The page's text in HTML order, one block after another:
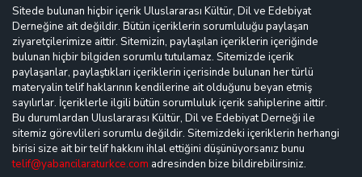
Sitede bulunan hiçbir içerik Uluslararası Kültür, Dil ve Edebiyat
Derneğine ait değildir. Bütün içeriklerin sorumluluğu paylaşan
ziyaretçilerimize aittir. Sitemizin, paylaşılan içeriklerin içeriğinde
bulunan hiçbir bilgiden sorumlu tutulamaz. Sitemizde içerik
paylaşanlar, paylaştıkları içeriklerin içerisinde bulunan her türlü
materyalin telif haklarının kendilerine ait olduğunu beyan etmiş
sayılırlar. İçeriklerle ilgili bütün sorumluluk içerik sahiplerine aittir.
Bu durumlardan Uluslararası Kültür, Dil ve Edebiyat Derneği ile
sitemiz görevlileri sorumlu değildir. Sitemizdeki içeriklerin herhangi
birisi size ait bir telif hakkını ihlal ettiğini düşünüyorsanız bunu
telif@yabancilaraturkce.com adresinden bize bildirebilirsiniz.